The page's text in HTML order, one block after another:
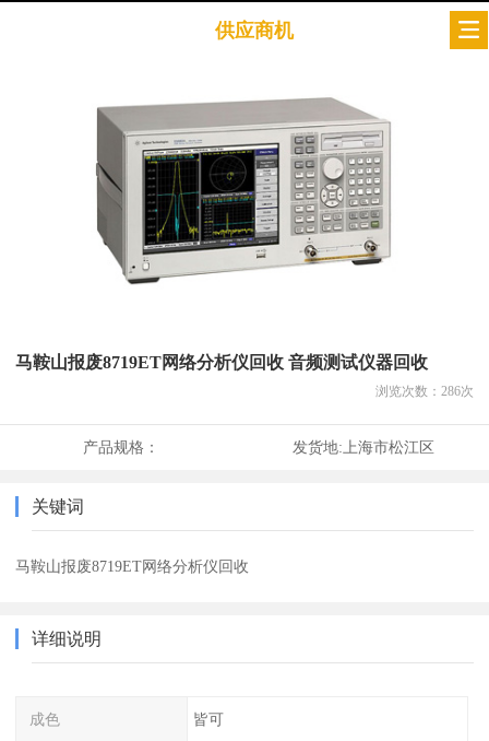
供应商机
马鞍山报废8719ET网络分析仪回收 音频测试仪器回收
浏览次数： 286次
产品规格： 发货地:上海市松江区
关键词
马鞍山报废8719ET网络分析仪回收
详细说明
成色 皆可